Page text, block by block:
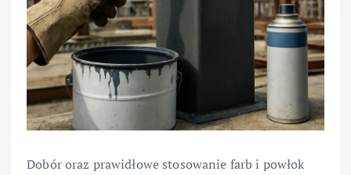
Dobór oraz prawidłowe stosowanie farb i powłok